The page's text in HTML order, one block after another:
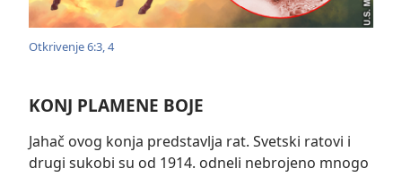
Otkrivenje 6:3, 4
KONJ PLAMENE BOJE
Jahač ovog konja predstavlja rat. Svetski ratovi i
drugi sukobi su od 1914. odneli nebrojeno mnogo